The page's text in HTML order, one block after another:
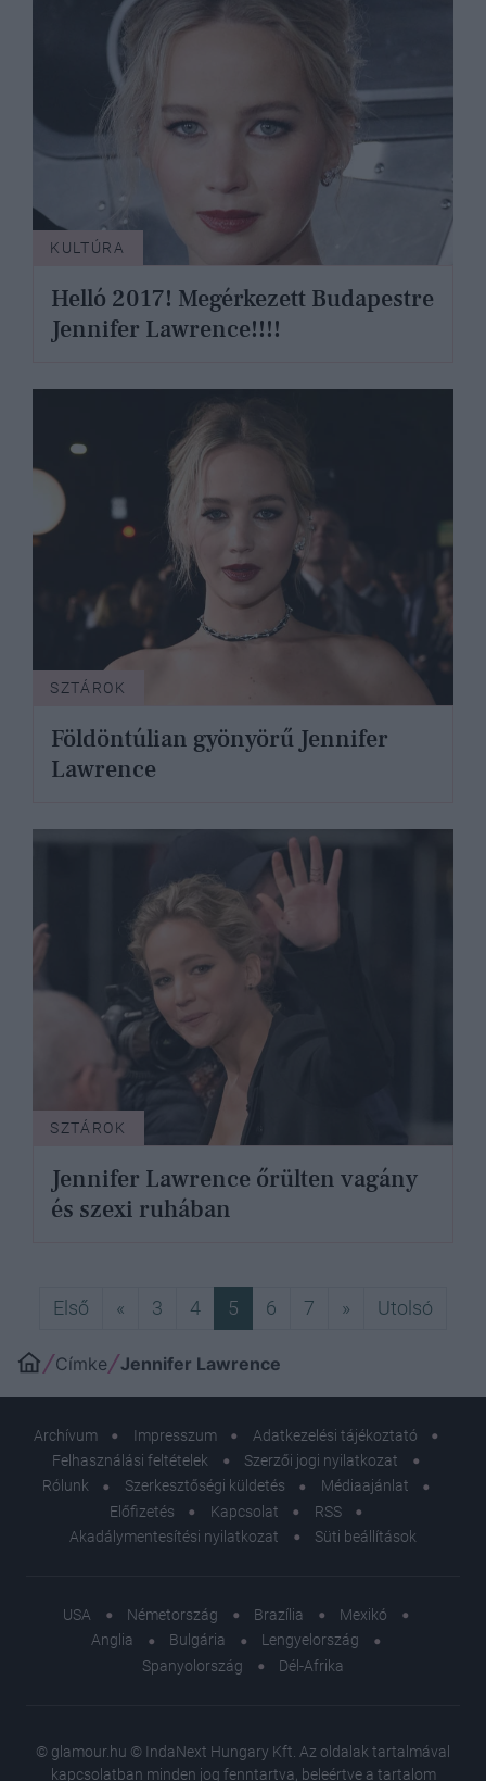
KULTÚRA
Helló 2017! Megérkezett Budapestre
Jennifer Lawrence!!!!
SZTÁROK
Földöntúlian gyönyörű Jennifer
Lawrence
SZTÁROK
Jennifer Lawrence őrülten vagány
és szexi ruhában
Első Első
« Előző
3 4 5 6 7 » Következő
Utolsó
Címke Jennifer Lawrence
Archívum Impresszum
Adatkezelési tájékoztató
Felhasználási feltételek
Szerzői jogi nyilatkozat
Rólunk
Szerkesztőségi küldetés
Médiaajánlat
Előfizetés
Kapcsolat
RSS
Akadálymentesítési nyilatkozat
Süti beállítások
USA Németország Brazília
Mexikó
Anglia
Bulgária
Lengyelország
Spanyolország
Dél-Afrika
© glamour.hu © IndaNext Hungary Kft. Az oldalak tartalmával
kapcsolatban minden jog fenntartva, beleértve a tartalom